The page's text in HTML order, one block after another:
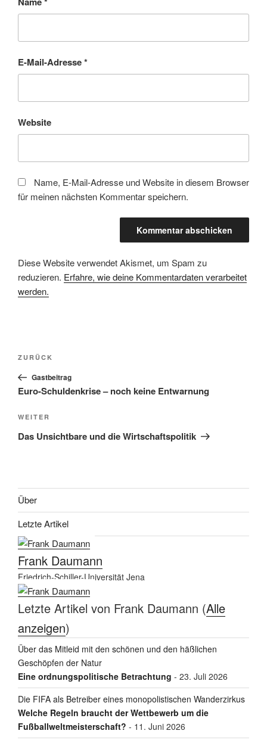
E-Mail-Adresse*
Website
Name, E-Mail-Adresse und Website in diesem Browser
für meinen nächsten Kommentar speichern.
Diese Website verwendet Akismet, um Spam zu
reduzieren. Erfahre, wie deine Kommentardaten verarbeitet
werden.
Beitragsnavigation
Vorheriger
Beitrag
ZURÜCK
Gastbeitrag
Euro-Schuldenkrise – noch keine Entwarnung
Nächster
Beitrag
WEITER
Das Unsichtbare und die Wirtschaftspolitik
Über
Letzte Artikel
Frank Daumann
Friedrich-Schiller-Universität Jena
Letzte Artikel von Frank Daumann (Alle
anzeigen)
Über das Mitleid mit den schönen und den häßlichen
Geschöpfen der Natur
Eine ordnungspolitische Betrachtung - 23. Juli 2026
Die FIFA als Betreiber eines monopolistischen Wanderzirkus
Welche Regeln braucht der Wettbewerb um die
Fußballweltmeisterschaft? - 11. Juni 2026